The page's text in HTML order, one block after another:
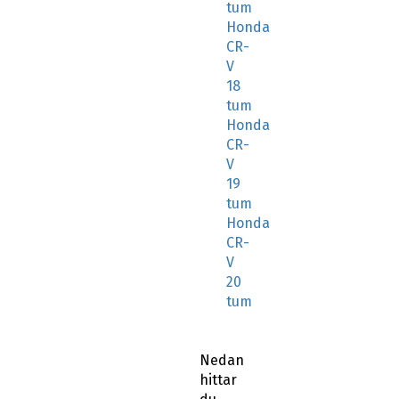
tum
Honda
CR-
V
18
tum
Honda
CR-
V
19
tum
Honda
CR-
V
20
tum
Nedan
hittar